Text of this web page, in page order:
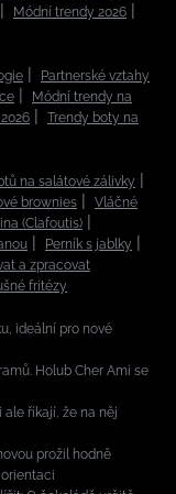
Módní trendy 2026
Partnerské vztahy
Módní trendy na
Trendy boty na
na salátové zálivky
brownies
Vláčné
(Clafoutis)
Perník s jablky
a zpracovat
fritézy
ideální pro nové
Holub Cher Ami se
ale říkají, že na něj
prožil hodně